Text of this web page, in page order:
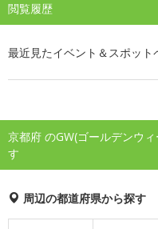
閲覧履歴
最近見たイベント＆スポット
京都府 のGW(ゴールデンウ
す
周辺の都道府県から探す